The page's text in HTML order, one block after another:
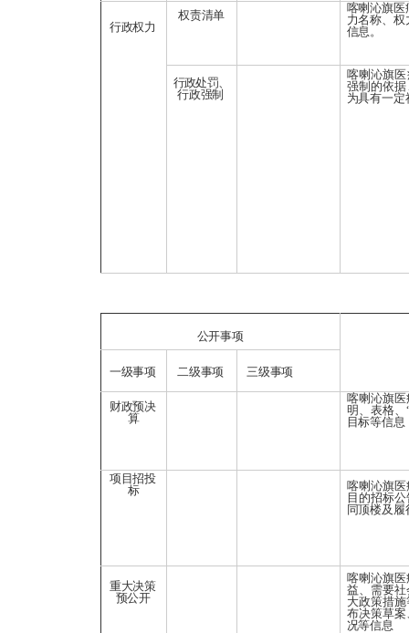
行政权力
权责清单
喀喇沁旗医
力名称、
信息。
行政处罚、
行政强制
喀喇沁旗
强制的依
为具有一
公开事项
一级事项 二级事项 三级事项
财政预决
算
喀喇沁旗
明、表格
目标等信息
项目招投
标
喀喇沁旗
目的招标
同顶楼及
重大决策
预公开
喀喇沁旗
益、需要
大政策措
布决策草
况等信息